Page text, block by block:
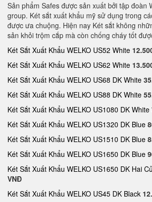
Sản phẩm Safes được sản xuất bởi tập đoàn
group. Két sắt xuất khẩu mỹ sử dụng trong
được ưa chuộng. Hiện nay Két sắt không
sản khỏi trộm cắp mà còn chống cháy tốt
Két Sắt Xuất Khẩu WELKO US52 White
Két Sắt Xuất Khẩu WELKO US62 White
Két Sắt Xuất Khẩu WELKO US68 DK White
Két Sắt Xuất Khẩu WELKO US88 DK White
Két Sắt Xuất Khẩu WELKO US1080 DK White
Két Sắt Xuất Khẩu WELKO US1320 DK Blue
Két Sắt Xuất Khẩu WELKO US1510 DK Blue
Két Sắt Xuất Khẩu WELKO US1650 DK Blue
Két Sắt Xuất Khẩu WELKO US1650 DK Hai
VNĐ
Két Sắt Xuất Khẩu WELKO US45 DK Black